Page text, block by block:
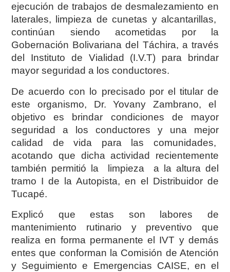
ejecución de trabajos de desmalezamiento en
laterales, limpieza de cunetas y alcantarillas,
continúan siendo acometidas por la
Gobernación Bolivariana del Táchira, a través
del Instituto de Vialidad (I.V.T) para brindar
mayor seguridad a los conductores.
De acuerdo con lo precisado por el titular de
este organismo, Dr. Yovany Zambrano, el
objetivo es brindar condiciones de mayor
seguridad a los conductores y una mejor
calidad de vida para las comunidades,
acotando que dicha actividad recientemente
también permitió la limpieza a la altura del
tramo I de la Autopista, en el Distribuidor de
Tucapé.
Explicó que estas son labores de
mantenimiento rutinario y preventivo que
realiza en forma permanente el IVT y demás
entes que conforman la Comisión de Atención
y Seguimiento e Emergencias CAISE, en el